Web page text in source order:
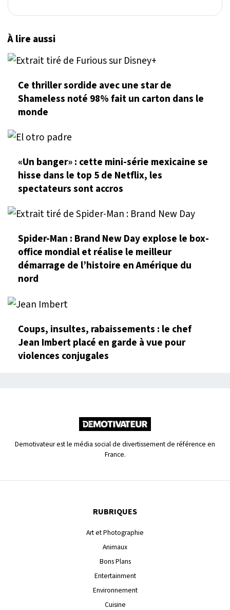
À lire aussi
Ce thriller sordide avec une star de
Shameless noté 98% fait un carton dans le
monde
«Un banger» : cette mini-série mexicaine se
hisse dans le top 5 de Netflix, les
spectateurs sont accros
Spider-Man : Brand New Day explose le box-
office mondial et réalise le meilleur
démarrage de l’histoire en Amérique du
nord
Coups, insultes, rabaissements : le chef
Jean Imbert placé en garde à vue pour
violences conjugales
Demotivateur est le média social de divertissement de référence en
France.
RUBRIQUES
Art et Photographie
Animaux
Bons Plans
Entertainment
Environnement
Cuisine